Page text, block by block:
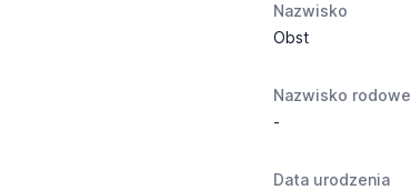
Nazwisko
Obst
Nazwisko rodowe
-
Data urodzenia